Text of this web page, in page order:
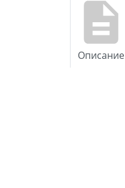
Описание